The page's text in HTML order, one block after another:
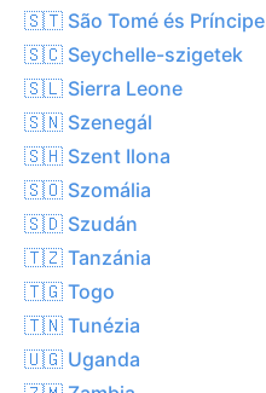
🇸🇹 São Tomé és Príncipe
🇸🇨 Seychelle-szigetek
🇸🇱 Sierra Leone
🇸🇳 Szenegál
🇸🇭 Szent Ilona
🇸🇴 Szomália
🇸🇩 Szudán
🇹🇿 Tanzánia
🇹🇬 Togo
🇹🇳 Tunézia
🇺🇬 Uganda